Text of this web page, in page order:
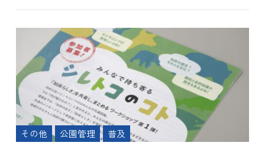
その他 公園管理 普及